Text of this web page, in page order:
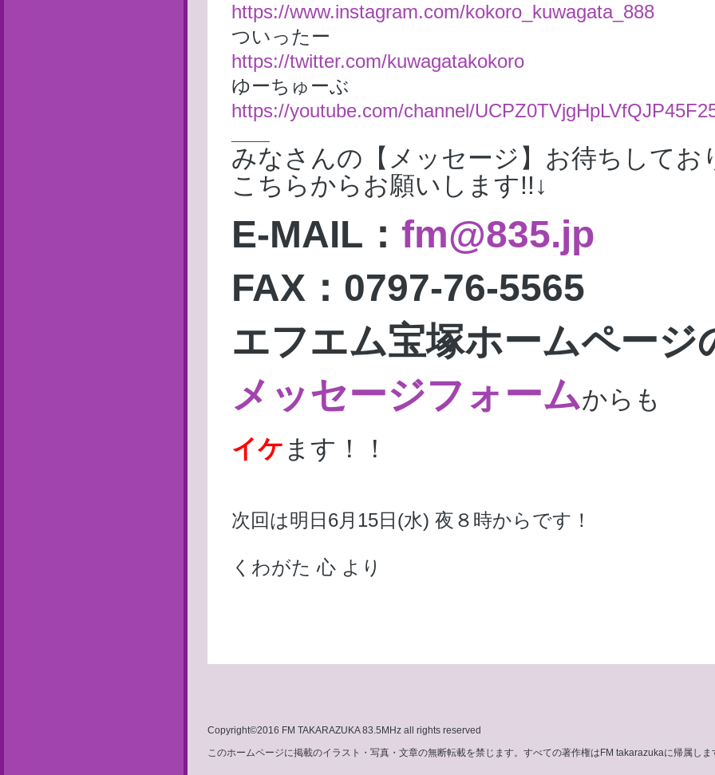
https://www.instagram.com/kokoro_kuwagata_888
ついったー
https://twitter.com/kuwagatakokoro
ゆーちゅーぶ
https://youtube.com/channel/
みなさんの【メッセージ】お待ちしてお
こちらからお願いします!!↓
E-MAIL： fm@835.jp
FAX：0797-76-5565
エフエム宝塚ホームページ
メッセージフォームからも
イケ ます！！
次回は明日6月15日(水) 夜８時からです！
くわがた 心 より
Copyright©2016 FM TAKARAZUKA 83.5MHz all rights reserved
このホームページに掲載のイラスト・写真・文章の無断転載を禁じます。すべての著作権はFM takarazukaに帰属しま